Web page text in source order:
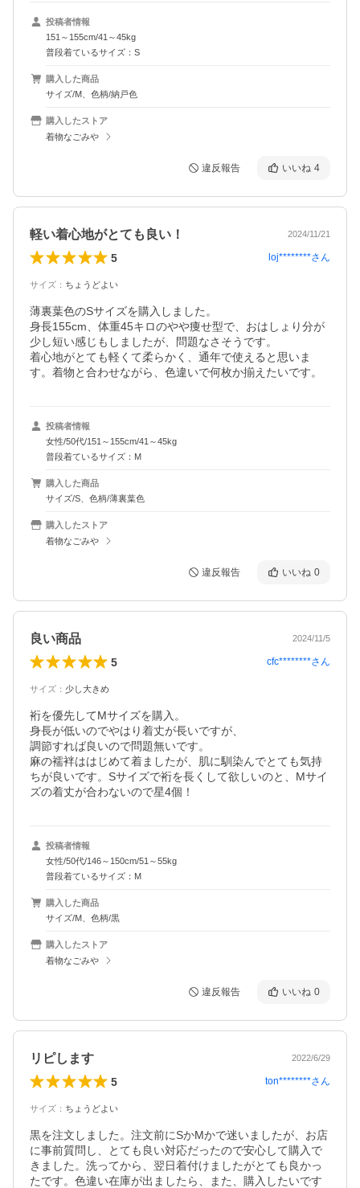
投稿者情報
151～155cm/41～45kg
普段着ているサイズ：S
購入した商品
サイズ/M、色柄/納戸色
購入したストア
着物なごみや
違反報告 いいね 4
軽い着心地がとても良い！ 2024/11/21
5 loj********さん
サイズ ： ちょうどよい
薄裏葉色のSサイズを購入しました。
身長155cm、体重45キロのやや痩せ型で、おはしょり分が
少し短い感じもしましたが、問題なさそうです。
着心地がとても軽くて柔らかく、通年で使えると思いま
す。着物と合わせながら、色違いで何枚か揃えたいです。
投稿者情報
女性/50代/151～155cm/41～45kg
普段着ているサイズ：M
購入した商品
サイズ/S、色柄/薄裏葉色
購入したストア
着物なごみや
違反報告 いいね 0
良い商品 2024/11/5
5 cfc********さん
サイズ ： 少し大きめ
裄を優先してMサイズを購入。
身長が低いのでやはり着丈が長いですが、
調節すれば良いので問題無いです。
麻の襦袢ははじめて着ましたが、肌に馴染んでとても気持
ちが良いです。Sサイズで裄を長くして欲しいのと、Mサイ
ズの着丈が合わないので星4個！
投稿者情報
女性/50代/146～150cm/51～55kg
普段着ているサイズ：M
購入した商品
サイズ/M、色柄/黒
購入したストア
着物なごみや
違反報告 いいね 0
リピします 2022/6/29
5 ton********さん
サイズ ： ちょうどよい
黒を注文しました。注文前にSかMかで迷いましたが、お店
に事前質問し、とても良い対応だったので安心して購入で
きました。洗ってから、翌日着付けましたがとても良かっ
たです。色違い在庫が出ましたら、また、購入したいです